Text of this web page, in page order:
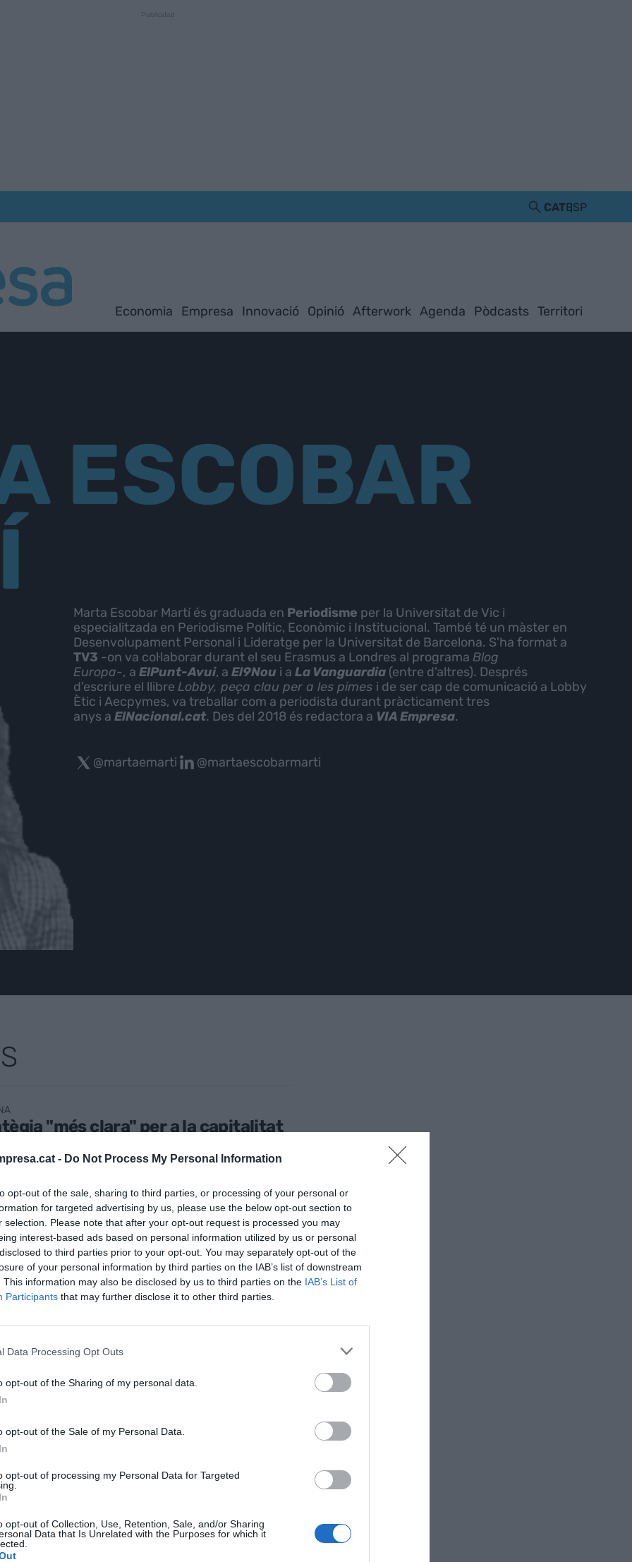
- Do Not Process My Personal Information
opt-out of the sale, sharing to third parties, or processing of your personal or
for targeted advertising by us, please use the below opt-out section to
selection. Please note that after your opt-out request is processed you may
interest-based ads based on personal information utilized by us or personal
to third parties prior to your opt-out. You may separately opt-out of the
of your personal information by third parties on the IAB’s list of downstream
This information may also be disclosed by us to third parties on the IAB’s List of
Participants that may further disclose it to other third parties.
Data Processing Opt Outs
opt-out of the Sharing of my personal data.
opt-out of the Sale of my Personal Data.
opt-out of processing my Personal Data for Targeted
opt-out of Collection, Use, Retention, Sale, and/or Sharing
Data that Is Unrelated with the Purposes for which it
CATESP
Economia Empresa Innovació Opinió Afterwork Agenda Pòdcasts Territori
ESCOBAR
Marta Escobar Martí és graduada en Periodisme per la Universitat de Vic i
especialitzada en Periodisme Polític, Econòmic i Institucional. També té un màster en
Desenvolupament Personal i Lideratge per la Universitat de Barcelona. S'ha format a
TV3 -on va col·laborar durant el seu Erasmus a Londres al programa Blog
Europa-, a ElPunt-Avui, a El9Nou i a La Vanguardia(entre d'altres). Després
d'escriure el llibre Lobby, peça clau per a les pimes i de ser cap de comunicació a Lobby
Ètic i Aecpymes, va treballar com a periodista durant pràcticament tres
anys a ElNacional.cat. Des del 2018 és redactora a VIA Empresa.
@martaemarti @martaescobarmarti
"més clara" per a la capitalitat
de 2020
bars del món (dos són a
d’atur, perill d’impostos